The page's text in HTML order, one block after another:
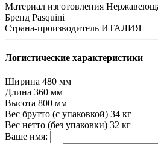
Материал изготовления
Бренд Pasquini
Страна-производитель ИТАЛИЯ
Логистические характеристики
Ширина 480 мм
Длина 360 мм
Высота 800 мм
Вес брутто (с упаковкой) 34 кг
Вес нетто (без упаковки) 32 кг
Ваше имя: